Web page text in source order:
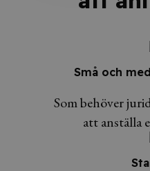
Små och
Som behöver
att anställa